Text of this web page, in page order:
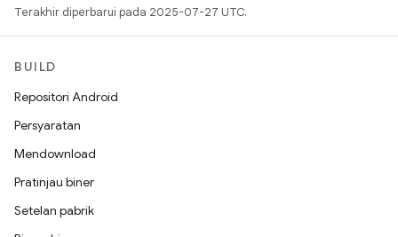
Terakhir diperbarui pada 2025-07-27 UTC.
BUILD
Repositori Android
Persyaratan
Mendownload
Pratinjau biner
Setelan pabrik